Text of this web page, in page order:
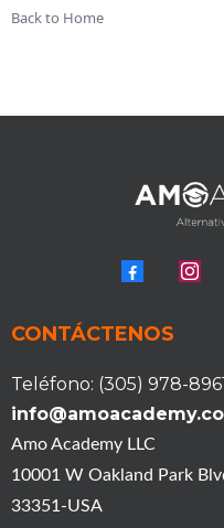
Back to Home
CONTÁCTENOS
Teléfono: (305) 978-
Amo Academy LLC
10001 W Oakland Park
33351-USA